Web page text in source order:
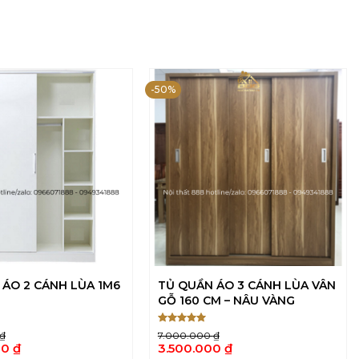
2 CÁNH LÙA 1M6
₫
₫
-50%
TỦ QUẦN ÁO 3 CÁNH LÙA VÂN
GỖ 160 CM – NÂU VÀNG
Được xếp
hạng55
sao
7.000.000₫
Giá
3.500.000 ₫